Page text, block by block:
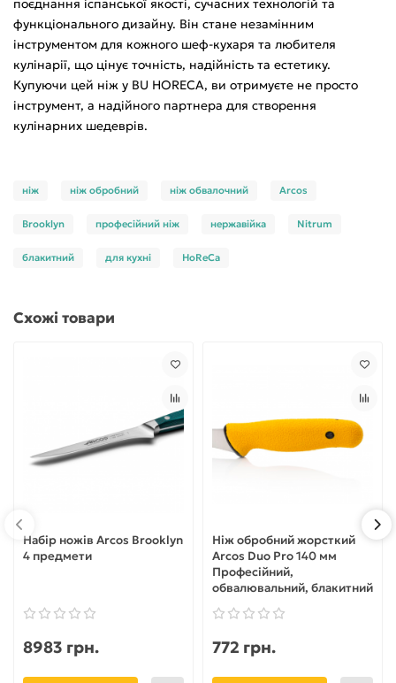
поєднання іспанської якості, сучасних технологій та
функціонального дизайну. Він стане незамінним
інструментом для кожного шеф-кухаря та любителя
кулінарії, що цінує точність, надійність та естетику.
Купуючи цей ніж у BU HORECA, ви отримуєте не просто
інструмент, а надійного партнера для створення
кулінарних шедеврів.
ніж ніж обробний ніж обвалочний Arcos
Brooklyn професійний ніж нержавійка Nitrum
блакитний для кухні HoReCa
Схожі товари
Набір ножів Arcos Brooklyn
4 предмети
8983 грн.
Ніж обробний жорсткий
Arcos Duo Pro 140 мм
Професійний,
обвалювальний, блакитний
772 грн.